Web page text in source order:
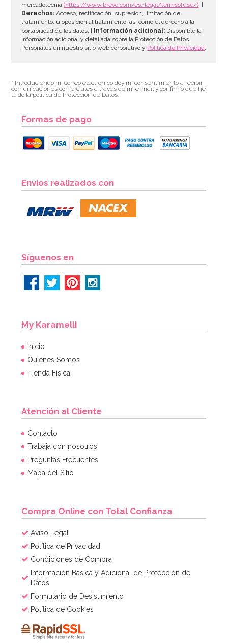
6,53€ 6,53€
Juego de 6 bolas de papel Honeycomb
AÑADIR
mercadotecnia(https://www.brevo.com/es/legal/termsofuse/). |
Derechos: Acceso, rectificación, supresión, limitación de
tratamiento, u oposición al tratamiento, así como el derecho a la
portabilidad de los datos. |
Información adicional: Disponible la
información adicional y detallada sobre la Protección de Datos
Personales en nuestro sitio web corporativo y Política de Privacidad.
* Introduciendo mi correo electrónico doy mi consentimiento a recibir
comunicaciones comerciales a través de mi e-mail y confirmo que he
leído la política de Protección de Datos.
Formas de pago
Envíos realizados con
Síguenos en
My Karamelli
Inicio
Quiénes Somos
Tienda Física
Atención al Cliente
Contacto
Trabaja con nosotros
Preguntas Frecuentes
Mapa del Sitio
Compra Online con Total Confianza
Aviso Legal
Política de Privacidad
Condiciones de Compra
Información Básica y Adicional de Protección de
Datos
Formulario de Desistimiento
Política de Cookies